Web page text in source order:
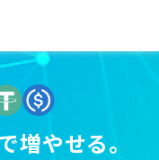
増やせる。